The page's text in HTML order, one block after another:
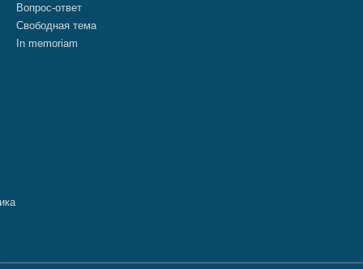
Вопрос-ответ
Свободная тема
In memoriam